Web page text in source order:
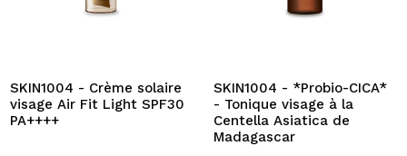
SKIN1004 - Crème solaire
visage Air Fit Light SPF30
PA++++
SKIN1004 - *Probio-CICA*
- Tonique visage à la
Centella Asiatica de
Madagascar